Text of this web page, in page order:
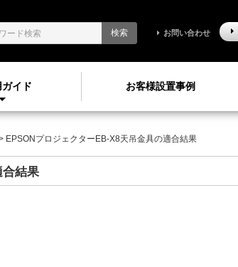
イド お客様設置事例
検索 お問い合わせ
EPSONプロジェクターEB-X8天吊金具の適合結果
合結果